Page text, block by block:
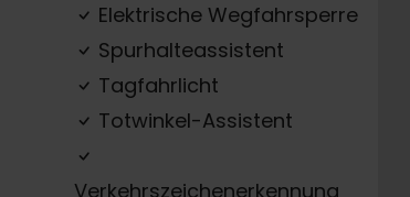
Elektrische Wegfahrsperre
Spurhalteassistent
Tagfahrlicht
Totwinkel-Assistent
Verkehrszeichenerkennung